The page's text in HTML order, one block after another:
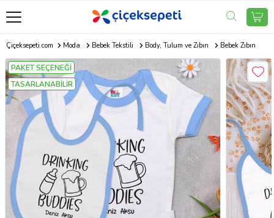
Çiçeksepeti.com Moda Bebek Tekstili Body, Tulum ve Zıbın Bebek Zıbın
PAKET SEÇENEĞİ
TASARLANABİLİR